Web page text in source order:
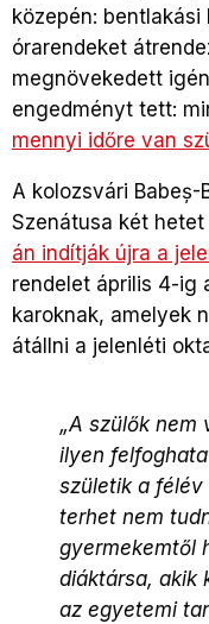
közepén:
órarendeket
megnövekedett
engedményt tett:
mennyi időre van
A kolozsvári
Szenátusa két
án indítják újra a
rendelet április 4-ig
karoknak, amelyek
átállni a jelenléti
„A szülők nem
ilyen
születik a félév
terhet nem
gyermekemtől
diáktársa, akik
az egyetemi